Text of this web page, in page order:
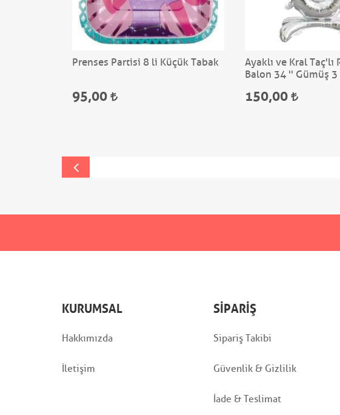
Prenses Partisi 8 li Küçük Tabak
95,00
Ayaklı ve Kral Taç'lı
Balon 34 '' Gümüş 3
150,00
KURUMSAL
Hakkımızda
İletişim
SIPARIŞ
Sipariş Takibi
Güvenlik & Gizlilik
İade & Teslimat